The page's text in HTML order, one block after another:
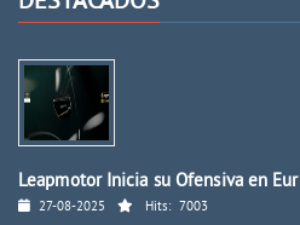
Leapmotor Inicia su Ofensiva en Eur
27-08-2025 Hits: 7003